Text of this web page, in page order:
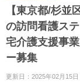
【東京都/杉
の訪問看護ス
宅介護支援事
ー募集
更新日：2025年02月15